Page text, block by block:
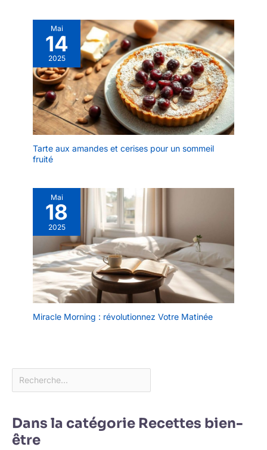
Mai
14
2025
Tarte aux amandes et cerises pour un sommeil
fruité
Mai
18
2025
Miracle Morning : révolutionnez Votre Matinée
Dans la catégorie Recettes bien-
être